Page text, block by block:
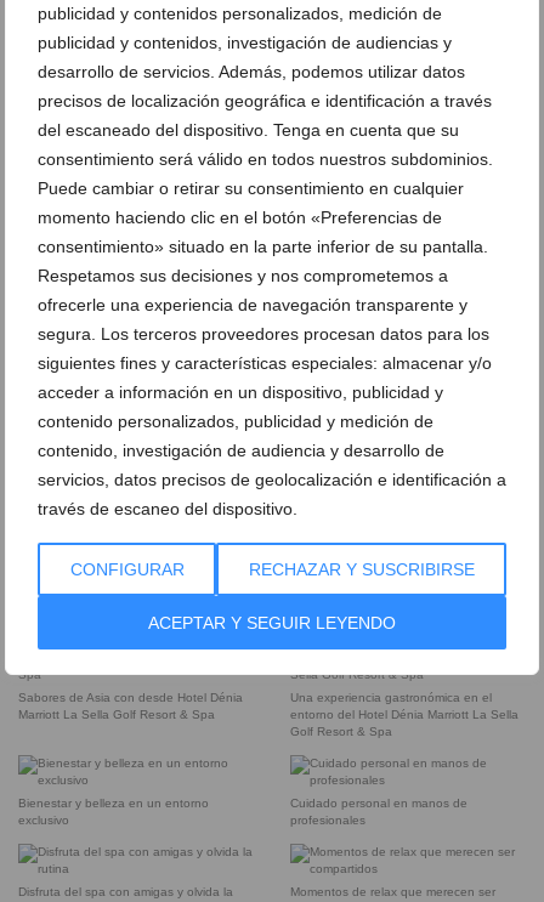
publicidad y contenidos personalizados, medición de
publicidad y contenidos, investigación de audiencias y
desarrollo de servicios. Además, podemos utilizar datos
precisos de localización geográfica e identificación a través
del escaneado del dispositivo. Tenga en cuenta que su
consentimiento será válido en todos nuestros subdominios.
Puede cambiar o retirar su consentimiento en cualquier
momento haciendo clic en el botón «Preferencias de
consentimiento» situado en la parte inferior de su pantalla.
Respetamos sus decisiones y nos comprometemos a
ofrecerle una experiencia de navegación transparente y
segura. Los terceros proveedores procesan datos para los
siguientes fines y características especiales: almacenar y/o
acceder a información en un dispositivo, publicidad y
contenido personalizados, publicidad y medición de
contenido, investigación de audiencia y desarrollo de
servicios, datos precisos de geolocalización e identificación a
través de escaneo del dispositivo.
CONFIGURAR RECHAZAR Y SUSCRIBIRSE
ACEPTAR Y SEGUIR LEYENDO
Una guarnición deliciosa para tu
Sorteo Marriott
Ameniza el día con una comida para
Brinda con una copa de cava durante la
Descansar y relajarse en unas
Marriot La Sella tiene preparada para ti
Hotel Denia Marriott La Sella sortea una
Beauty Party para disfrutar de un día de
cuidados
Sorteo Marriott San Valentín FB
Cena a la carta con productos de
Cocina mediterránea con vistas al
Fusión tailandesa en un rincón de Dénia
Sabores de Asia con desde Hotel Dénia
Marriott La Sella Golf Resort & Spa
Una experiencia gastronómica en el
entorno del Hotel Dénia Marriott La Sella
Golf Resort & Spa
Bienestar y belleza en un entorno
exclusivo
Cuidado personal en manos de
profesionales
Disfruta del spa con amigas y olvida la
Momentos de relax que merecen ser